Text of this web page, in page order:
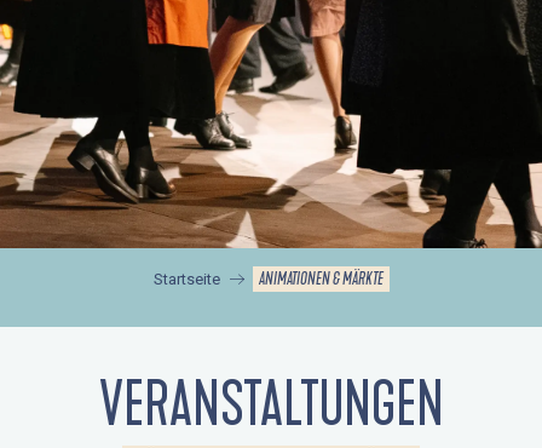
Startseite ANIMATIONEN & MÄRKTE
VERANSTALTUNGEN